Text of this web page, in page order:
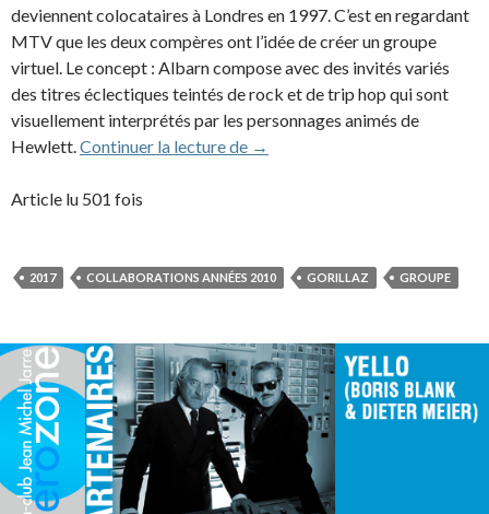
deviennent colocataires à Londres en 1997. C’est en regardant
MTV que les deux compères ont l’idée de créer un groupe
virtuel. Le concept : Albarn compose avec des invités variés
des titres éclectiques teintés de rock et de trip hop qui sont
visuellement interprétés par les personnages animés de
Hewlett.Continuer la lecture de Gorillaz (2017)
→
Article lu 501 fois
2017 COLLABORATIONS ANNÉES 2010 GORILLAZ GROUPE